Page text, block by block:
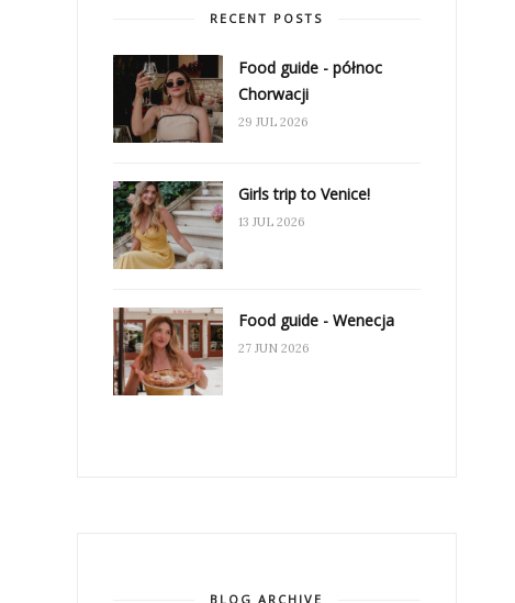
RECENT POSTS
Food guide - północ
Chorwacji
29 JUL 2026
Girls trip to Venice!
13 JUL 2026
Food guide - Wenecja
27 JUN 2026
BLOG ARCHIVE